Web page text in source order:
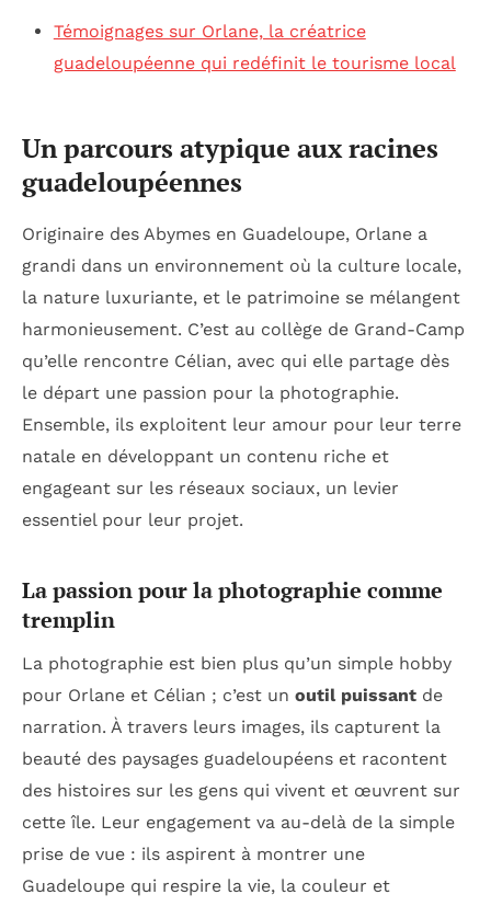
Témoignages sur Orlane, la créatrice
guadeloupéenne qui redéfinit le tourisme local
Un parcours atypique aux racines
guadeloupéennes
Originaire des Abymes en Guadeloupe, Orlane a
grandi dans un environnement où la culture locale,
la nature luxuriante, et le patrimoine se mélangent
harmonieusement. C’est au collège de Grand-Camp
qu’elle rencontre Célian, avec qui elle partage dès
le départ une passion pour la photographie.
Ensemble, ils exploitent leur amour pour leur terre
natale en développant un contenu riche et
engageant sur les réseaux sociaux, un levier
essentiel pour leur projet.
La passion pour la photographie comme
tremplin
La photographie est bien plus qu’un simple hobby
pour Orlane et Célian ; c’est un outil puissant de
narration. À travers leurs images, ils capturent la
beauté des paysages guadeloupéens et racontent
des histoires sur les gens qui vivent et œuvrent sur
cette île. Leur engagement va au-delà de la simple
prise de vue : ils aspirent à montrer une
Guadeloupe qui respire la vie, la couleur et